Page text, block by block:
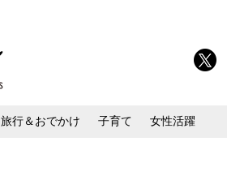
旅行＆おでかけ 子育て 女性活躍